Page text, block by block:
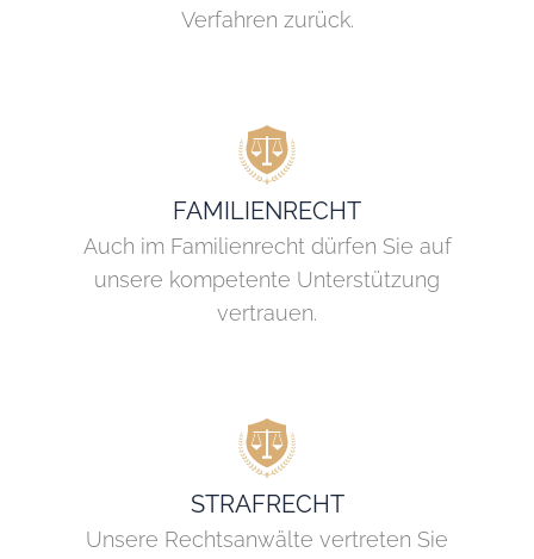
Verfahren zurück.
FAMILIENRECHT
Auch im Familienrecht dürfen Sie auf
unsere kompetente Unterstützung
vertrauen.
STRAFRECHT
Unsere Rechtsanwälte vertreten Sie